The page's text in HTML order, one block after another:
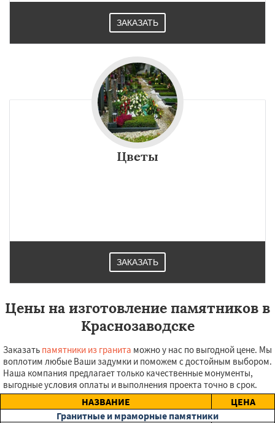
ЗАКАЗАТЬ
Цветы
ЗАКАЗАТЬ
Цены на изготовление памятников в
Краснозаводске
Заказать памятники из гранита можно у нас по выгодной цене. Мы
воплотим любые Ваши задумки и поможем с достойным выбором.
Наша компания предлагает только качественные монументы,
выгодные условия оплаты и выполнения проекта точно в срок.
НАЗВАНИЕ
ЦЕНА
Гранитные и мраморные памятники